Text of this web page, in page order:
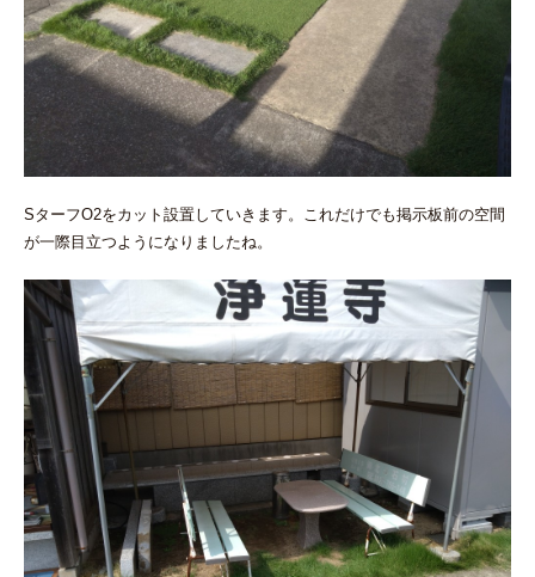
SターフO2をカット設置していきます。これだけでも掲示板前の空間
が一際目立つようになりましたね。